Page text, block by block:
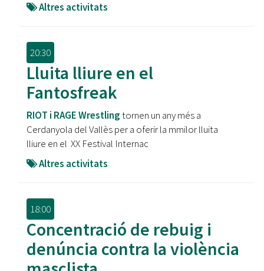
Altres activitats
20:30
Lluita lliure en el
Fantosfreak
RIOT i RAGE Wrestlingtornen un any més a
Cerdanyola del Vallès per a oferir la mmilor lluita
lliure en el XX Festival Internac
Altres activitats
18:00
Concentració de rebuig i
denúncia contra la violència